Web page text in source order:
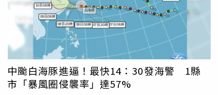
路樹、清溝及災害防救等工作，讓第一線服務更加完善。高
虹安市長指出，南門聯里近年推動多項重要建設，包括投入
逾1.12億元修復市定古蹟新竹國小百齡樓，完整保存珍貴文
化資產；新竹國小附設幼兒園及振興里市民活動中心完工啟
用，打造兼具教育及社區功能的新空間；73路公車尖峰時段
升級大型低地板公車，提升學生通學品質；國泰醫院周邊步
行環境改善，人行道、YouBike站及候車亭全面到位，打造
更安全便利的就醫交通環境。此外，市府積極擴充YouBike
中颱白海豚進逼！最快14：30發海警 1縣
市「暴風圈侵襲率」達57%